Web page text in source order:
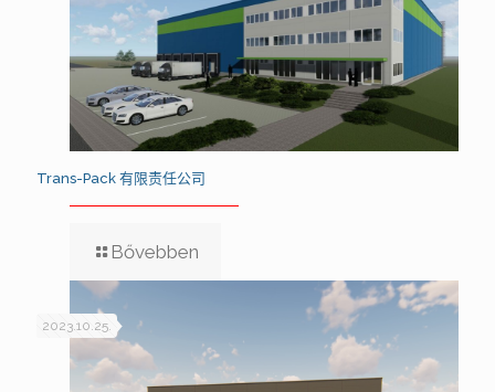
Trans-Pack 有限责任公司
Bővebben
2023.10.25.